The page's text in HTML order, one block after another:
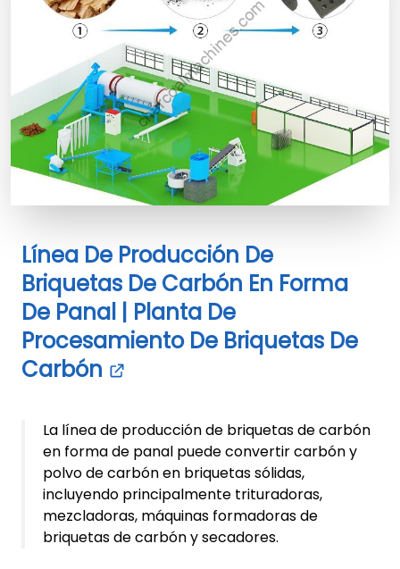
Línea De Producción De
Briquetas De Carbón En Forma
De Panal | Planta De
Procesamiento De Briquetas De
Carbón
La línea de producción de briquetas de carbón
en forma de panal puede convertir carbón y
polvo de carbón en briquetas sólidas,
incluyendo principalmente trituradoras,
mezcladoras, máquinas formadoras de
briquetas de carbón y secadores.